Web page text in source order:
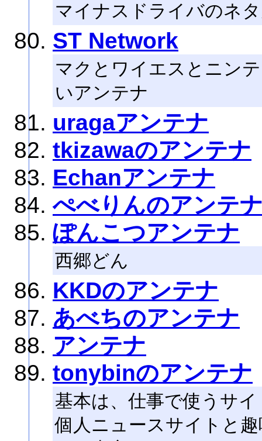
マイナスドライバのネ
ST Network
マクとワイエスとニン
いアンテナ
uragaアンテナ
tkizawaのアンテナ
Echanアンテナ
ぺべりんのアンテ
ぽんこつアンテナ
西郷どん
KKDのアンテナ
あべちのアンテナ
アンテナ
tonybinのアンテナ
基本は、仕事で使うサ
個人ニュースサイトと